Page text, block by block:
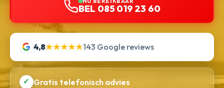
BEL 085 019 23 60
4,8★★★★★143 Google reviews
✓ Gratis telefonisch advies